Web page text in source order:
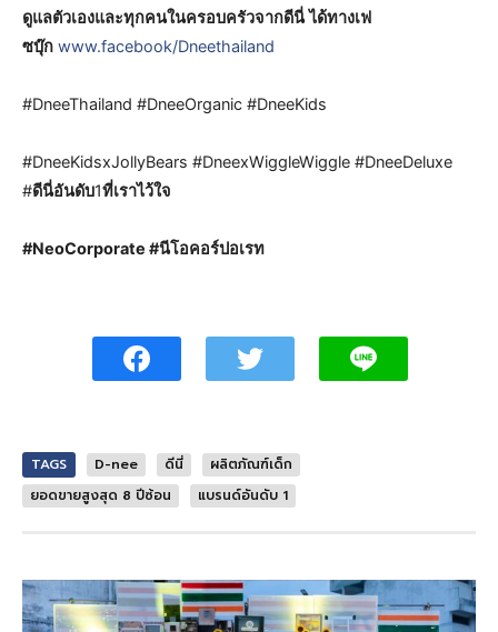
ดูแลตัวเองและทุกคนในครอบครัวจากดีนี่ ได้ทางเฟ
ซบุ๊ก www.facebook/Dneethailand
#DneeThailand #DneeOrganic #DneeKids
#DneeKidsxJollyBears #DneexWiggleWiggle #DneeDeluxe
#ดีนี่อันดับ1ที่เราไว้ใจ
#NeoCorporate #นีโอคอร์ปอเรท
TAGS D-nee ดีนี่
ผลิตภัณฑ์เด็ก
ยอดขายสูงสุด 8 ปีซ้อน
แบรนด์อันดับ 1